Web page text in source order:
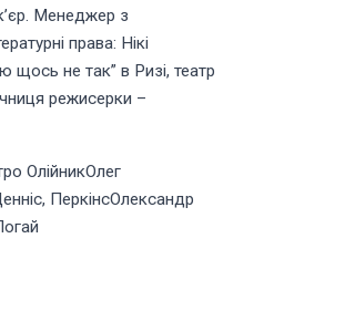
Менеджер з
права: Нікі
щось не так” в Ризі, театр
режисерки –
ОлійникОлег
ПеркінсОлександр